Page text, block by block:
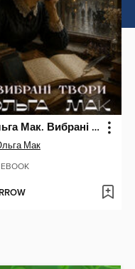
Ольга Мак. Вибрані твори
Мак
EBOOK